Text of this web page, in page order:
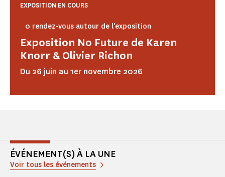
Exposition No Future de Karen
Knorr & Olivier Richon
0 rendez-vous autour de l'exposition
Du 26 juin au 1er novembre 2026
EXPOSITION EN COURS
ÉVÉNEMENT(S) À LA UNE
Voir tous les événements